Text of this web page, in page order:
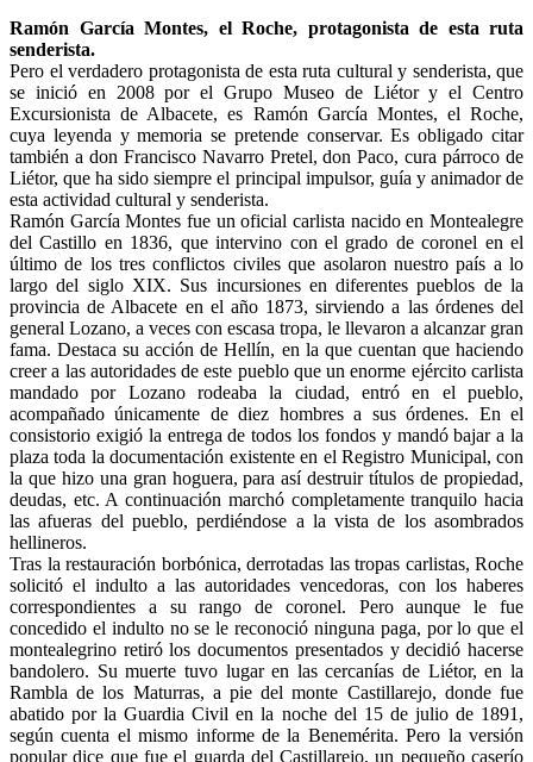
Ramón García Montes, el Roche, protagonista de esta ruta
senderista.
Pero el verdadero protagonista de esta ruta cultural y senderista, que
se inició en 2008 por el Grupo Museo de Liétor y el Centro
Excursionista de Albacete, es Ramón García Montes, el Roche,
cuya leyenda y memoria se pretende conservar. Es obligado citar
también a don Francisco Navarro Pretel, don Paco, cura párroco de
Liétor, que ha sido siempre el principal impulsor, guía y animador de
esta actividad cultural y senderista.
Ramón García Montes fue un oficial carlista nacido en Montealegre
del Castillo en 1836, que intervino con el grado de coronel en el
último de los tres conflictos civiles que asolaron nuestro país a lo
largo del siglo XIX. Sus incursiones en diferentes pueblos de la
provincia de Albacete en el año 1873, sirviendo a las órdenes del
general Lozano, a veces con escasa tropa, le llevaron a alcanzar gran
fama. Destaca su acción de Hellín, en la que cuentan que haciendo
creer a las autoridades de este pueblo que un enorme ejército carlista
mandado por Lozano rodeaba la ciudad, entró en el pueblo,
acompañado únicamente de diez hombres a sus órdenes. En el
consistorio exigió la entrega de todos los fondos y mandó bajar a la
plaza toda la documentación existente en el Registro Municipal, con
la que hizo una gran hoguera, para así destruir títulos de propiedad,
deudas, etc. A continuación marchó completamente tranquilo hacia
las afueras del pueblo, perdiéndose a la vista de los asombrados
hellineros.
Tras la restauración borbónica, derrotadas las tropas carlistas, Roche
solicitó el indulto a las autoridades vencedoras, con los haberes
correspondientes a su rango de coronel. Pero aunque le fue
concedido el indulto no se le reconoció ninguna paga, por lo que el
montealegrino retiró los documentos presentados y decidió hacerse
bandolero. Su muerte tuvo lugar en las cercanías de Liétor, en la
Rambla de los Maturras, a pie del monte Castillarejo, donde fue
abatido por la Guardia Civil en la noche del 15 de julio de 1891,
según cuenta el mismo informe de la Benemérita. Pero la versión
popular dice que fue el guarda del Castillarejo, un pequeño caserío